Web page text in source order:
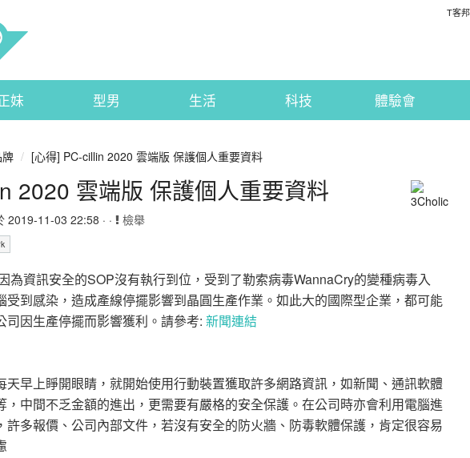
T客邦
妹 型男 生活 科技 體驗會
/ [心得] PC-cillin 2020 雲端版 保護個人重要資料
2020 雲端版 保護個人重要資料
2019-11-03 22:58 · · 檢舉
為資訊安全的SOP沒有執行到位，受到了勒索病毒WannaCry的變種病毒入
受到感染，造成產線停擺影響到晶圓生產作業。如此大的國際型企業，都可能
司因生產停擺而影響獲利。請參考: 新聞連結
天早上睜開眼睛，就開始使用行動裝置獲取許多網路資訊，如新聞、通訊軟體
，中間不乏金額的進出，更需要有嚴格的安全保護。在公司時亦會利用電腦進
許多報價、公司內部文件，若沒有安全的防火牆、防毒軟體保護，肯定很容易